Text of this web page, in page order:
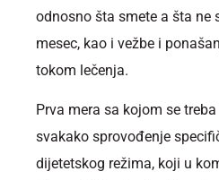
odnosno šta smete a šta ne
mesec, kao i vežbe i
tokom lečenja.
Prva mera sa kojom se
svakako sprovođenje
dijetetskog režima, koji u